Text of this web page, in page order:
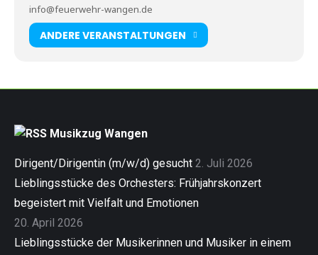
info@feuerwehr-wangen.de
ANDERE VERANSTALTUNGEN
Musikzug Wangen
Dirigent/Dirigentin (m/w/d) gesucht 2. Juli 2026
Lieblingsstücke des Orchesters: Frühjahrskonzert
begeistert mit Vielfalt und Emotionen
20. April 2026
Lieblingsstücke der Musikerinnen und Musiker in einem